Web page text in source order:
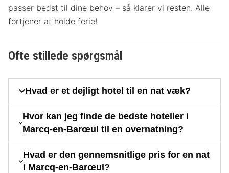
passer bedst til dine behov – så klarer vi resten. Alle
fortjener at holde ferie!
Ofte stillede spørgsmål
Hvad er et dejligt hotel til en nat væk?
Hvor kan jeg finde de bedste hoteller i
Marcq-en-Barœul til en overnatning?
Hvad er den gennemsnitlige pris for en nat
i Marcq-en-Barœul?